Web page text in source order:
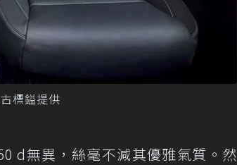
標鎰提供
d無異，絲毫不減其優雅氣質。然